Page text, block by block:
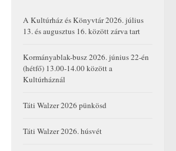
A Kultúrház és Könyvtár 2026. július
13. és augusztus 16. között zárva tart
Kormányablak-busz 2026. június 22-én
(hétfő) 13.00-14.00 között a
Kultúrháznál
Táti Walzer 2026 pünkösd
Táti Walzer 2026. húsvét